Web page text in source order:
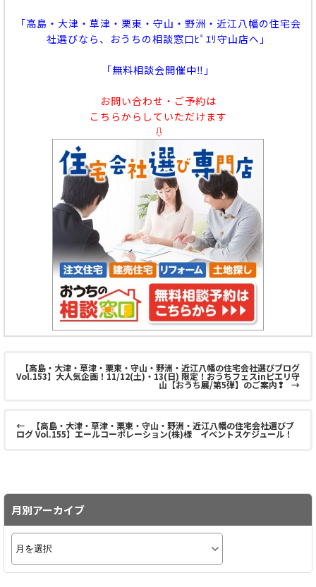
「高島・大津・草津・栗東・守山・野洲・近江八幡の住宅会
社選びなら、おうちの相談窓口ﾋﾟｴﾘ守山店へ」
「無料相談会開催中‼」
お問い合わせ・ご予約は
こちらからしていただけます
⇩
【高島・大津・草津・栗東・守山・野洲・近江八幡の住宅会社選びブログ
Vol.153】大人気企画！11/12(土)・13(日) 限定！おうちフェスinピエリ守
山【おうち展/第5弾】のご案内❢ →
← 【高島・大津・草津・栗東・守山・野洲・近江八幡の住宅会社選びブ
ログ Vol.155】エールコーポレーション(株)様 イベントスケジュール！
月別アーカイブ